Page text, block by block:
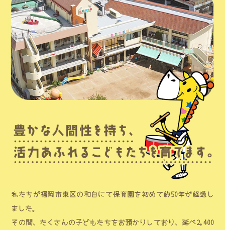
私たちが福岡市東区の和白にて保育園を初めて約50年が経過し
ました。
その間、たくさんの子どもたちをお預かりしており、延べ2,400